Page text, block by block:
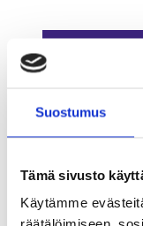
Suostumus
Tämä sivusto
Käytämme
Suomenlinnan
kirkon
historiasta
koottiin
näyttely